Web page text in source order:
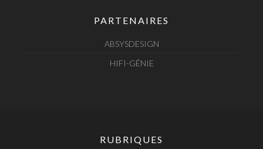
PARTENAIRES
ABSYSDESIGN
HIFI-GÉNIE
RUBRIQUES